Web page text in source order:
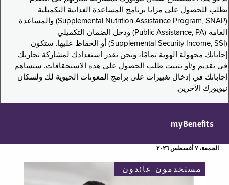
بطلب للحصول على مزايا برنامج المساعدة الغذائية التكميلية
(Supplemental Nutrition Assistance Program, SNAP) والمساعدة
العامة (Public Assistance, PA) ودخل الضمان التكميلي
(Supplemental Security Income, SSI) أو الحفاظ عليها. ستكون
إجاباتك مجهولة الهوية تمامًا، ونحن نقدر استعدادك لمشاركة تجاربك
في تقديم و/أو تثبيت طلب الحصول على هذه الاستحقاقات. ستساهم
إجاباتك في إدخال تغييرات على برامج المعونات الحيوية لك ولسكان
نيويورك الآخرين.
myBenefits
الجمعة، ٧ أغسطس ٢٠٢٦
مستخدمون عائدون